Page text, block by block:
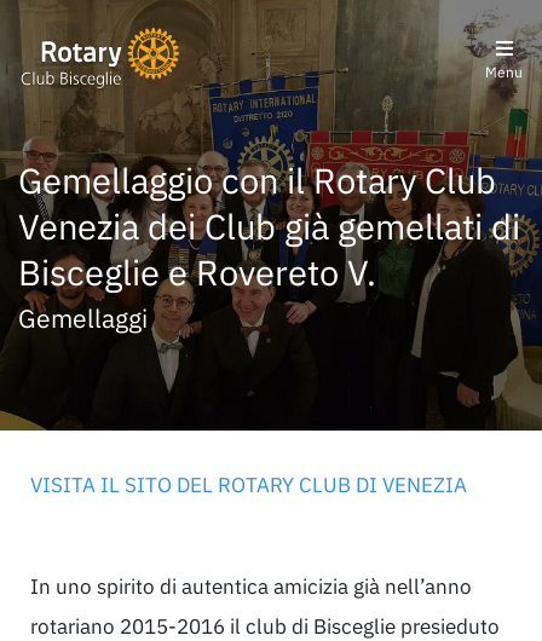
Menu
Gemellaggio con il Rotary Club
Venezia dei Club già gemellati di
Bisceglie e Rovereto V.
Gemellaggi
VISITA IL SITO DEL ROTARY CLUB DI VENEZIA
In uno spirito di autentica amicizia già nell’anno
rotariano 2015-2016 il club di Bisceglie presieduto